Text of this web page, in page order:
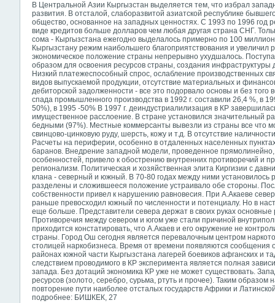
В Центральной Азии Кыргызстан выделяется тем, что избрал
развития. В отсталой, слаборазвитой азиатской республике
общество, основанное на западных ценностях. С 1993 по 1996 год
виде кредитов больше долларов чем любая другая страна СНГ.
сома - Кыргызстана ежегодно выделалось примерно по 100
Кыргызстану режим наибольшего благоприятствования и
экономическое положение страны непрерывно ухудшалось.
образом для освоения ресурсов страны, создания
Низкий платежеспособный спрос, ослабление производственных
видов выпускаемой продукции, отсутствие материальных и
дебиторской задолженности - все это подорвало основы и без
спада промышленного производства в 1992 г. составили 26,4 %, в
50%), в 1995 -50% В 1997 г. деиндустриалилизация в КР
имущественное расслоение. В стране установился значительный
бедными (97%). Местные коммерсанты вывезли из страны все что
свинцово-цинковую руду, шерсть, кожу и т.д. В отсутствие
Расчеты на периферии, особенно в отдаленных населенных
баранов. Внедрение западной модели, проведенное
особенностей, привело к обострению внутренних противоречий и
регионализм. Политическая и хозяйственная элита Киргизии с
клана - северный и южный. В 70-80 годах между ними
разделены и сложившееся положение устраивало обе стороны.
собственности привел к нарушению равновесия. При А.Акаеве
раньше превосходил южный по численности и потенциалу. Но в
еще больше. Представители севера держат в своих руках основные
Противоречия между севером и югом уже стали причиной
приходится констатировать, что А.Акаев и его окружение не
страны. Город Ош сегодня является перевалочным центром
столицей наркобизнеса. Время от времени появляются сообщения
районах южной части Кыргызстана лагерей боевиков афганских и
следствием проводимого в КР эксперимента является полная
запада. Без дотаций экономика КР уже не может существовать.
ресурсов (золото, серебро, сурьма, ртуть и прочее). Таким
повторение пути наиболее отсталых государств Африки и
подробнее: БИШКЕК, 27